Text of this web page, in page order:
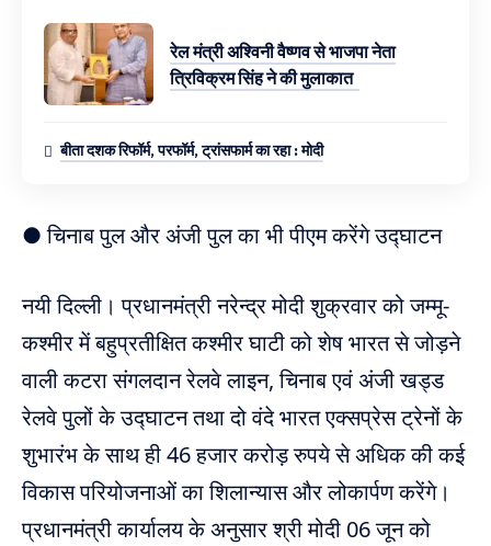
रेल मंत्री अश्विनी वैष्णव से भाजपा नेता
त्रिविक्रम सिंह ने की मुलाकात
बीता दशक रिफॉर्म, परफॉर्म, ट्रांसफार्म का रहा : मोदी
● चिनाब पुल और अंजी पुल का भी पीएम करेंगे उद्घाटन
नयी दिल्ली। प्रधानमंत्री नरेन्द्र मोदी शुक्रवार को जम्मू-
कश्मीर में बहुप्रतीक्षित कश्मीर घाटी को शेष भारत से जोड़ने
वाली कटरा संगलदान रेलवे लाइन, चिनाब एवं अंजी खड्ड
रेलवे पुलों के उद्घाटन तथा दो वंदे भारत एक्सप्रेस ट्रेनों के
शुभारंभ के साथ ही 46 हजार करोड़ रुपये से अधिक की कई
विकास परियोजनाओं का शिलान्यास और लोकार्पण करेंगे।
प्रधानमंत्री कार्यालय के अनुसार श्री मोदी 06 जून को